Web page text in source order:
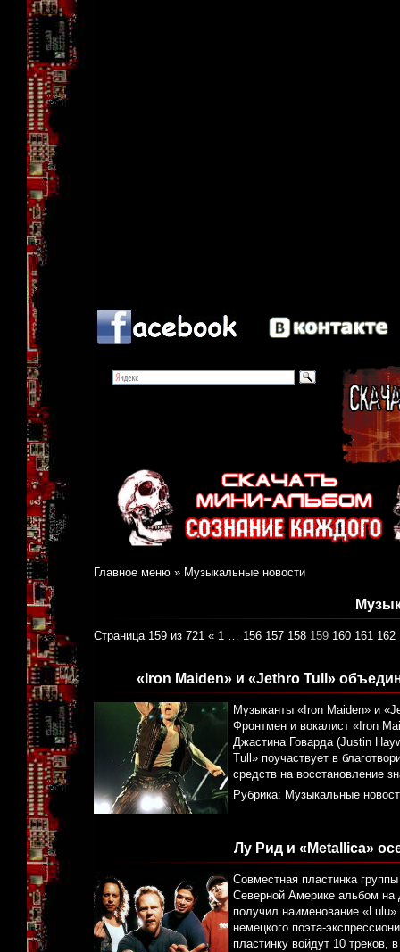
Главное меню » Музыкальные новости
Страница 159 из 721 « 1 … 156 157 158 159 160 161 162
«Iron Maiden» и «Jethro Tull»
Музыканты «Iron Maiden» и
Фронтмен и вокалист «Iron
Джастина Говарда (Justin
Tull» поучаствует в
средств на восстановление
Рубрика: Музыкальные
Лу Рид и «Metallica»
Совместная пластинка
Северной Америке альбом на
получил наименование
немецкого поэта-
пластинку войдут 10 треков, в